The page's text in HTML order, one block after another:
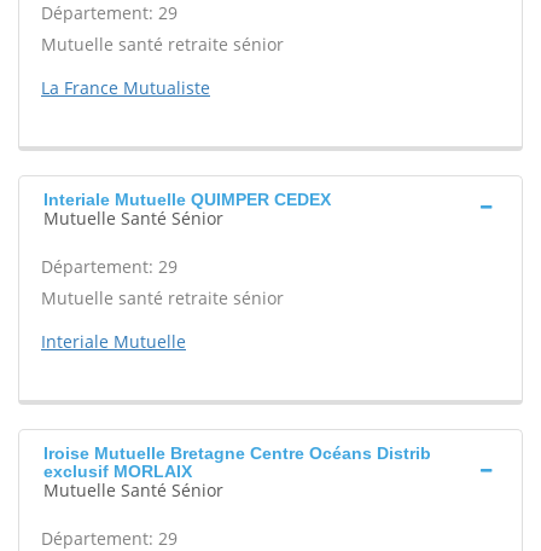
Département: 29
Mutuelle santé retraite sénior
La France Mutualiste
Interiale Mutuelle QUIMPER CEDEX
Mutuelle Santé Sénior
Département: 29
Mutuelle santé retraite sénior
Interiale Mutuelle
Iroise Mutuelle Bretagne Centre Océans Distrib
exclusif MORLAIX
Mutuelle Santé Sénior
Département: 29